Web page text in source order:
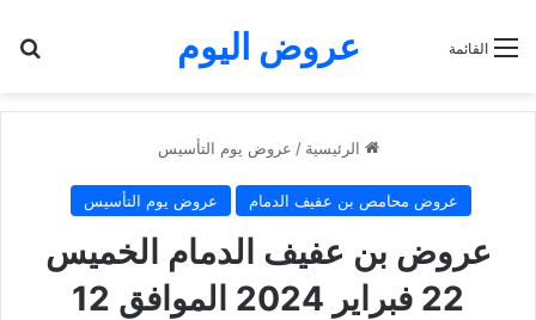
عروض اليوم القائمة
الرئيسية / عروض يوم التأسيس
عروض محامص بن عفيف الدمام عروض يوم التأسيس
عروض بن عفيف الدمام الخميس
22 فبراير 2024 الموافق 12